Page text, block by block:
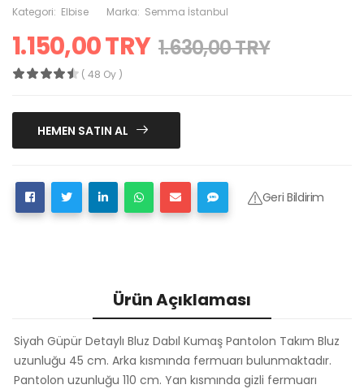
Kategori: Elbise Marka: Semma İstanbul
1.150,00 TRY 1.630,00 TRY
( 48 Oy )
HEMEN SATIN AL
Geri Bildirim
Ürün Açıklaması
Siyah Güpür Detaylı Bluz Dabıl Kumaş Pantolon Takım Bluz
uzunluğu 45 cm. Arka kısmında fermuarı bulunmaktadır.
Pantolon uzunluğu 110 cm. Yan kısmında gizli fermuarı